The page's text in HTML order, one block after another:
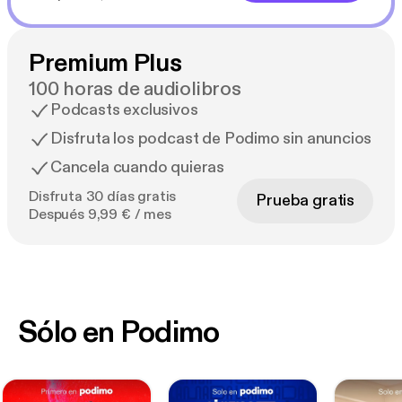
Premium Plus
100 horas de audiolibros
Podcasts exclusivos
Disfruta los podcast de Podimo sin anuncios
Cancela cuando quieras
Disfruta 30 días gratis
Después 9,99 € / mes
Prueba gratis
Sólo en Podimo